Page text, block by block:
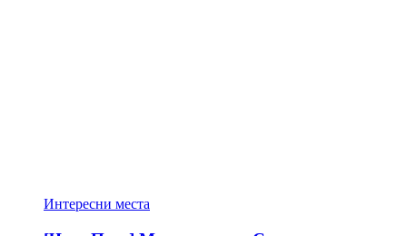
Интересни места